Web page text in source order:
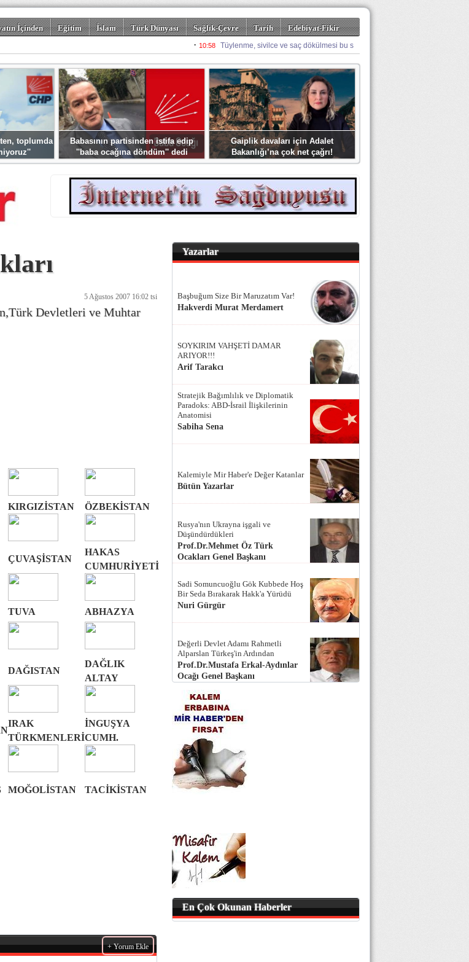
İçinden Eğitim İslam Türk Dünyası Sağlık-Çevre Tarih
Edebiyat-Fikir
toplumda
Babasının partisinden istifa edip
''baba ocağına döndüm'' dedi
Gaiplik davaları için Adalet
Bakanlığı’na çok net çağrı!
5 Ağustos 2007 16:02 tsi
Devletleri ve Muhtar
KIRGIZİSTAN ÖZBEKİSTAN
ÇUVAŞİSTAN
HAKAS
CUMHURİYETİ
TUVA ABHAZYA
DAĞISTAN
DAĞLIK
ALTAY
IRAK
TÜRKMENLERİ
İNGUŞYA
CUMH.
MOĞOLİSTAN TACİKİSTAN
+ Yorum Ekle
Yazarlar
Başbuğum Size Bir Maruzatım Var!
Hakverdi Murat Merdamert
SOYKIRIM VAHŞETİ DAMAR
ARIYOR!!!
Arif Tarakcı
Stratejik Bağımlılık ve Diplomatik
Paradoks: ABD-İsrail İlişkilerinin
Anatomisi
Sabiha Sena
Kalemiyle Mir Haber'e Değer Katanlar
Bütün Yazarlar
Rusya'nın Ukrayna işgali ve
Düşündürdükleri
Prof.Dr.Mehmet Öz Türk
Ocakları Genel Başkanı
Sadi Somuncuoğlu Gök Kubbede Hoş
Bir Seda Bırakarak Hakk'a Yürüdü
Nuri Gürgür
Değerli Devlet Adamı Rahmetli
Alparslan Türkeş'in Ardından
Prof.Dr.Mustafa Erkal-Aydınlar
Ocağı Genel Başkanı
En Çok Okunan Haberler